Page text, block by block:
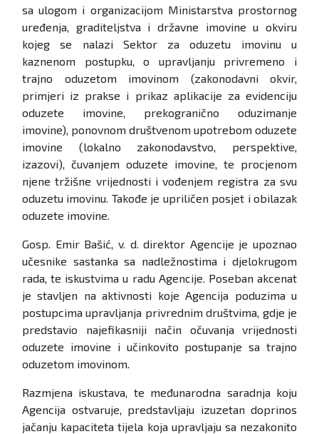
sa ulogom i organizacijom Ministarstva prostornog
uređenja, graditeljstva i državne imovine u okviru
kojeg se nalazi Sektor za oduzetu imovinu u
kaznenom postupku, o upravljanju privremeno i
trajno oduzetom imovinom (zakonodavni okvir,
primjeri iz prakse i prikaz aplikacije za evidenciju
oduzete imovine, prekogranično oduzimanje
imovine), ponovnom društvenom upotrebom oduzete
imovine (lokalno zakonodavstvo, perspektive,
izazovi), čuvanjem oduzete imovine, te procjenom
njene tržišne vrijednosti i vođenjem registra za svu
oduzetu imovinu. Takođe je upriličen posjet i obilazak
oduzete imovine.
Gosp. Emir Bašić, v. d. direktor Agencije je upoznao
učesnike sastanka sa nadležnostima i djelokrugom
rada, te iskustvima u radu Agencije. Poseban akcenat
je stavljen na aktivnosti koje Agencija poduzima u
postupcima upravljanja privrednim društvima, gdje je
predstavio najefikasniji način očuvanja vrijednosti
oduzete imovine i učinkovito postupanje sa trajno
oduzetom imovinom.
Razmjena iskustava, te međunarodna saradnja koju
Agencija ostvaruje, predstavljaju izuzetan doprinos
jačanju kapaciteta tijela koja upravljaju sa nezakonito